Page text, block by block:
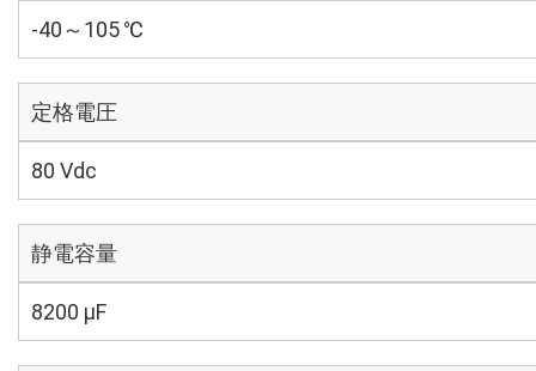
-40～105 ℃
定格電圧
80 Vdc
静電容量
8200 µF